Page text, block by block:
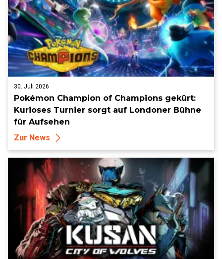
30. Juli 2026
Pokémon Champion of Champions gekürt:
Kurioses Turnier sorgt auf Londoner Bühne
für Aufsehen
Zur News